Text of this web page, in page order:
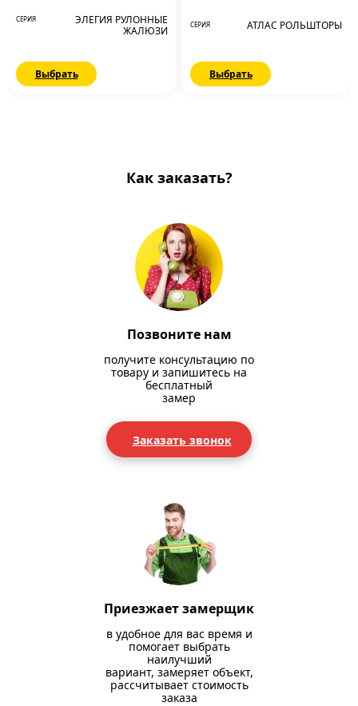
СЕРИЯ
ЭЛЕГИЯ РУЛОННЫЕ
ЖАЛЮЗИ
Выбрать
СЕРИЯ АТЛАС РОЛЬШТОРЫ
Выбрать
Как заказать?
Позвоните нам
получите консультацию по
товару и запишитесь на
бесплатный
замер
Заказать звонок
Приезжает замерщик
в удобное для вас время и
помогает выбрать
наилучший
вариант, замеряет объект,
рассчитывает стоимость
заказа